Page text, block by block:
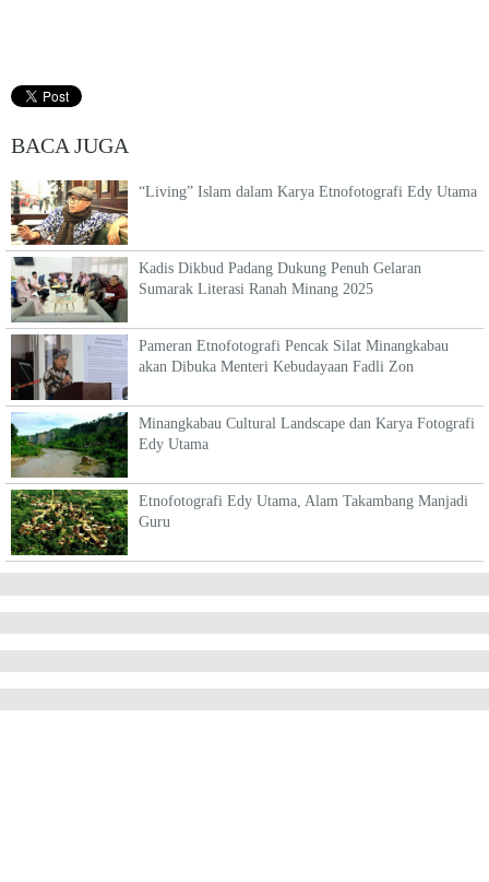
BACA JUGA
“Living” Islam dalam Karya Etnofotografi Edy Utama
Kadis Dikbud Padang Dukung Penuh Gelaran
Sumarak Literasi Ranah Minang 2025
Pameran Etnofotografi Pencak Silat Minangkabau
akan Dibuka Menteri Kebudayaan Fadli Zon
Minangkabau Cultural Landscape dan Karya Fotografi
Edy Utama
Etnofotografi Edy Utama, Alam Takambang Manjadi
Guru